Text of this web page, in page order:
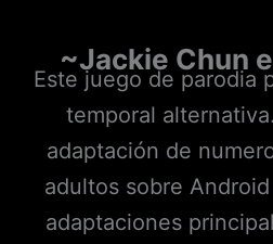
~Jackie Chun
Este juego de parodia
temporal
adaptación de
adultos sobre
adaptaciones